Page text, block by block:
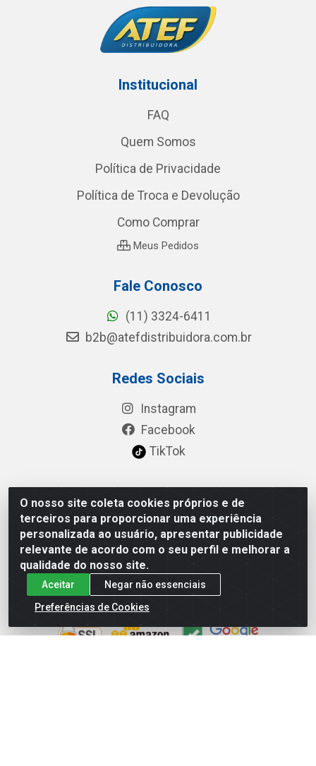
O nosso site coleta cookies próprios e de
terceiros para proporcionar uma experiência
personalizada ao usuário, apresentar publicidade
relevante de acordo com o seu perfil e melhorar a
qualidade do nosso site.
Aceitar
Negar não essenciais
Preferências de Cookies
Institucional
FAQ
Quem Somos
Política de Privacidade
Política de Troca e Devolução
Como Comprar
Meus Pedidos
Fale Conosco
(11) 3324-6411
b2b@atefdistribuidora.com.br
Redes Sociais
Instagram
Facebook
TikTok
Baixe já nosso APP
Site Seguro